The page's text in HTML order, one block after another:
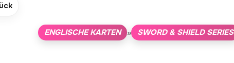
ENGLISCHE KARTEN » SWORD & SHIELD SERIES